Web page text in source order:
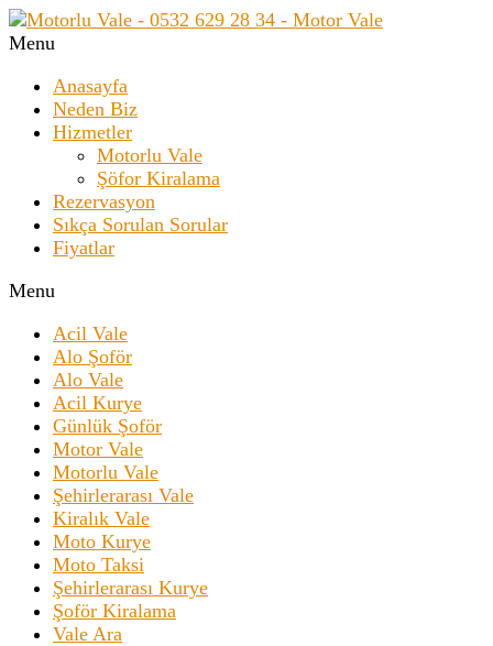
Menu
Anasayfa
Neden Biz
Hizmetler
Motorlu Vale
Şöfor Kiralama
Rezervasyon
Sıkça Sorulan Sorular
Fiyatlar
Menu
Acil Vale
Alo Şoför
Alo Vale
Acil Kurye
Günlük Şoför
Motor Vale
Motorlu Vale
Şehirlerarası Vale
Kiralık Vale
Moto Kurye
Moto Taksi
Şehirlerarası Kurye
Şoför Kiralama
Vale Ara